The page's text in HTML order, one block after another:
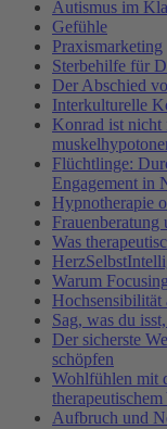
Autismus im
Gefühle
Praxismarketing
Sterbehilfe für
Der Abschied
Interkulturelle
Konrad ist nicht
Flüchtlinge:
Engagement in
Hypnotherapie
Frauenberatung
Was
Warum
Hochsensibilität
Sag, was du
Der sicherste
schöpfen
Wohlfühlen mit
Aufbruch und